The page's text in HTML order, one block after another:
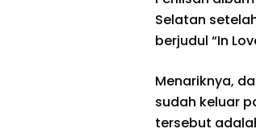
Selatan
berjudul “In
Menariknya,
sudah keluar
tersebut